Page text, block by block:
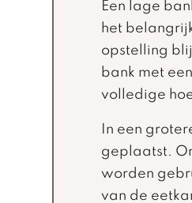
Een lage
het
opstelling
bank met
volledige
In een
geplaatst.
worden
van de